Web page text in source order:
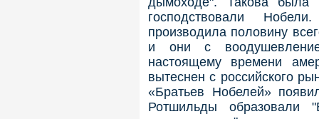
господствовали
производила половину
и они с
настоящему времени
вытеснен с российского
«Братьев Нобелей»
Ротшильды образовали